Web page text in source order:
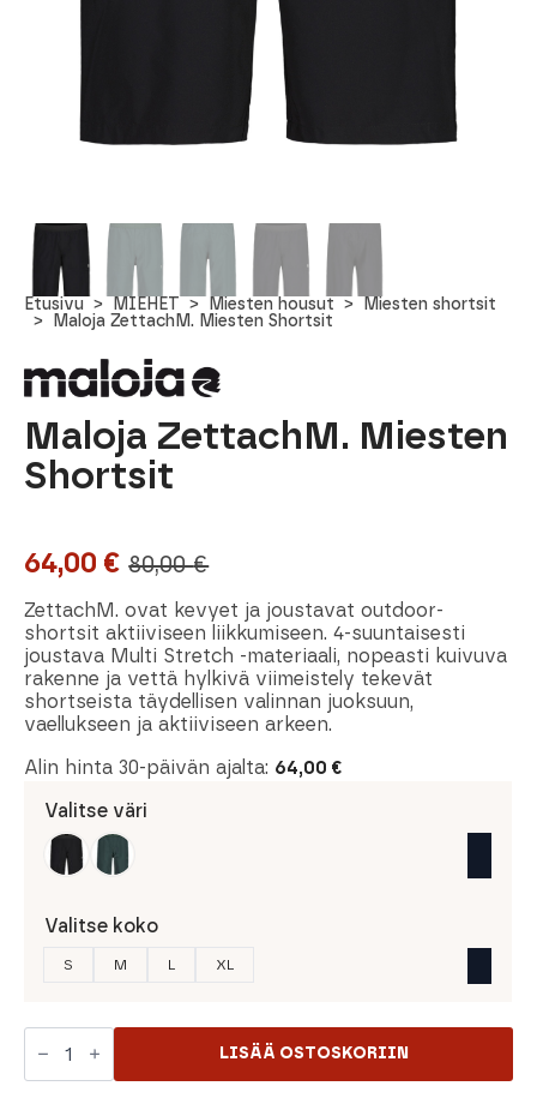
Etusivu MIEHET Miesten housut
Miesten shortsit
Maloja ZettachM. Miesten Shortsit
Maloja ZettachM. Miesten
Shortsit
80,00€
Alkuperäinen
hinta
oli:
80,00 €.
64,00 €
Nykyinen
hinta
on:
64,00 €.
ZettachM. ovat kevyet ja joustavat outdoor-
shortsit aktiiviseen liikkumiseen. 4-suuntaisesti
joustava Multi Stretch -materiaali, nopeasti kuivuva
rakenne ja vettä hylkivä viimeistely tekevät
shortseista täydellisen valinnan juoksuun,
vaellukseen ja aktiiviseen arkeen.
Alin hinta 30-päivän ajalta: 64,00 €
Valitse väri
Valitse koko
S M L XL
Maloja
ZettachM.
Miesten
LISÄÄ OSTOSKORIIN